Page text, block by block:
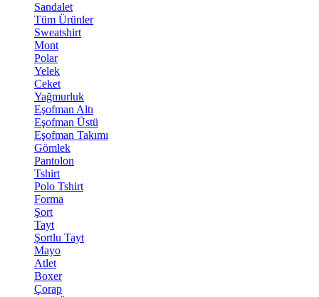
Sandalet
Tüm Ürünler
Sweatshirt
Mont
Polar
Yelek
Ceket
Yağmurluk
Eşofman Altı
Eşofman Üstü
Eşofman Takımı
Gömlek
Pantolon
Tshirt
Polo Tshirt
Forma
Şort
Tayt
Şortlu Tayt
Mayo
Atlet
Boxer
Çorap